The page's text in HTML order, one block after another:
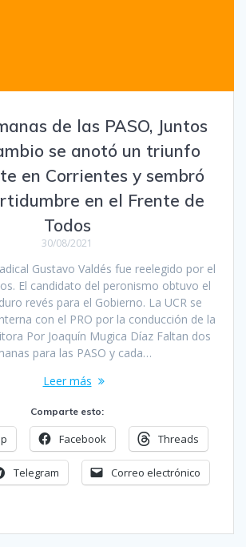
de las PASO, Juntos
se anotó un triunfo
en Corrientes y sembró
en el Frente de
Todos
30/08/2021
Gustavo Valdés fue reelegido por el
El candidato del peronismo obtuvo el
revés para el Gobierno. La UCR se
con el PRO por la conducción de la
Por Joaquín Mugica Díaz Faltan dos
para las PASO y cada…
Leer más
Comparte esto:
Facebook Threads
Telegram Correo electrónico